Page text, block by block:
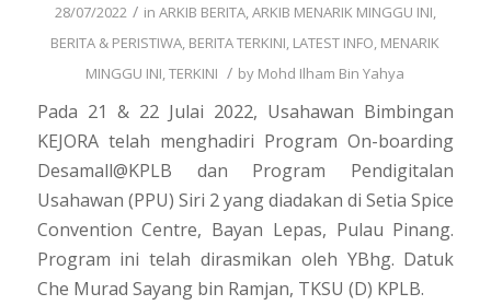
28/07/2022 / in ARKIB BERITA,ARKIB MENARIK MINGGU INI,
BERITA & PERISTIWA, BERITA TERKINI, LATEST INFO, MENARIK
MINGGU INI,TERKINI / by Mohd Ilham Bin Yahya
Pada 21 & 22 Julai 2022, Usahawan Bimbingan
KEJORA telah menghadiri Program On-boarding
Desamall@KPLB dan Program Pendigitalan
Usahawan (PPU) Siri 2 yang diadakan di Setia Spice
Convention Centre, Bayan Lepas, Pulau Pinang.
Program ini telah dirasmikan oleh YBhg. Datuk
Che Murad Sayang bin Ramjan, TKSU (D) KPLB.